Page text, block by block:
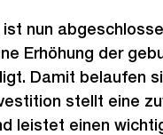
nun
Erhöhung der
Damit belaufen
stellt eine
leistet einen